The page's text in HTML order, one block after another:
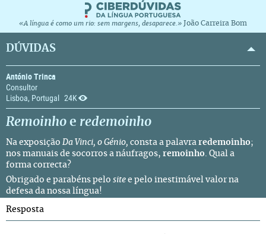
«A língua é como um rio: sem margens, desaparece.» João Carreira Bom
DÚVIDAS
António Trinca
Consultor
Lisboa, Portugal 24K
Remoinho e redemoinho
Na exposição Da Vinci, o Génio, consta a palavra redemoinho;
nos manuais de socorros a náufragos, remoinho. Qual a
forma correcta?
Obrigado e parabéns pelo site e pelo inestimável valor na
defesa da nossa língua!
Resposta